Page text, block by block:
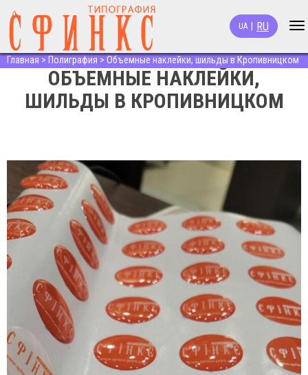
UA RU
Главная > Полиграфия > Объемные наклейки, шильды в Кропивницком
ОБЪЕМНЫЕ НАКЛЕЙКИ,
ШИЛЬДЫ В КРОПИВНИЦКОМ